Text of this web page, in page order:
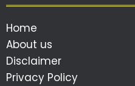
Home
About us
Disclaimer
Privacy Policy